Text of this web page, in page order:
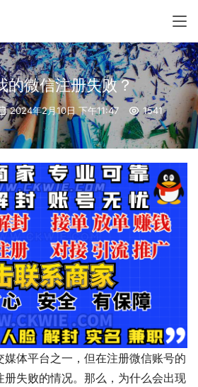
的微信注册失败？
2024年2月10日 下午11:47 1541
体平台之一，但在注册微信账号的
册失败的情况。那么，为什么会出现